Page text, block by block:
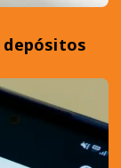
depósitos